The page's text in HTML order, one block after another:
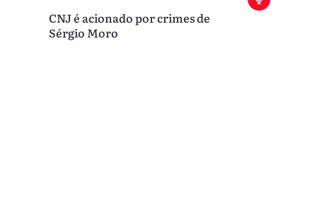
CNJ é acionado por crimes de
Sérgio Moro